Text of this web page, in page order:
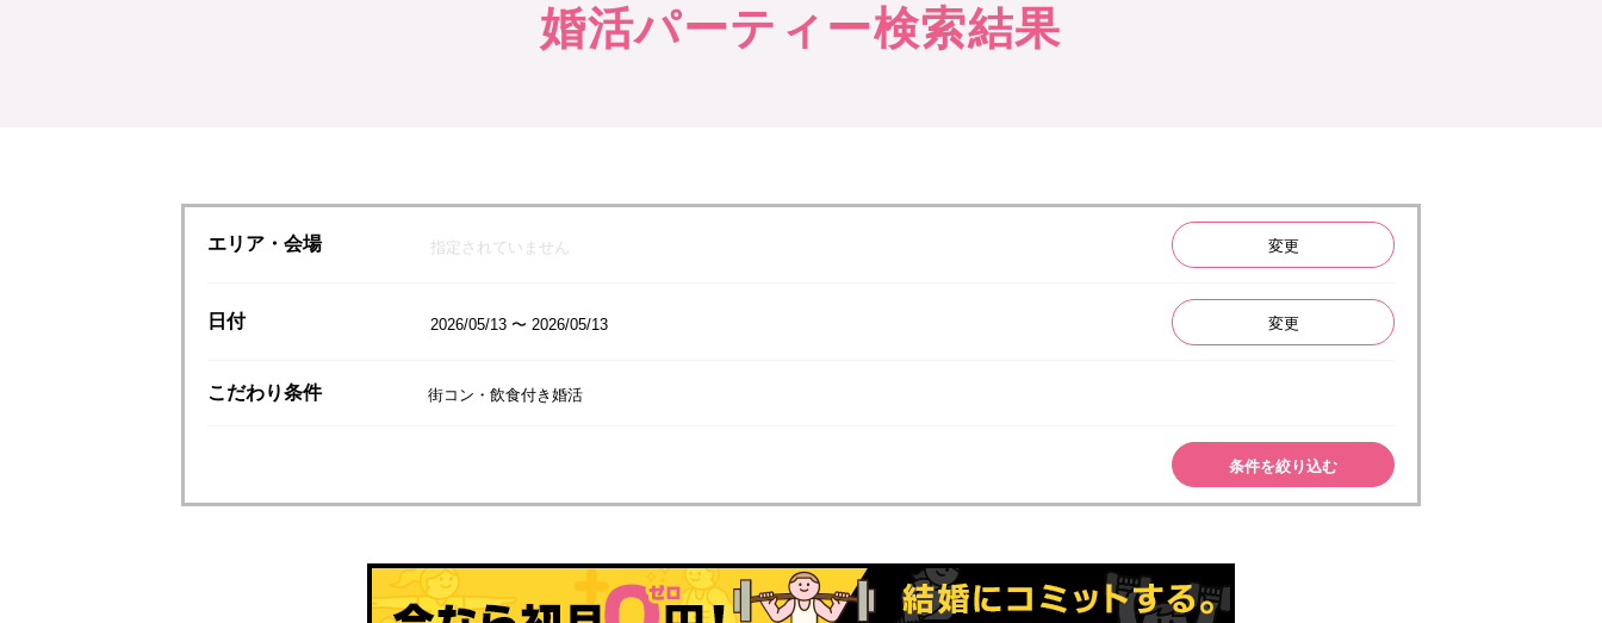
婚活パーティー検索結果
エリア・会場 指定されていません 変更
日付 2026/05/13 〜 2026/05/13 変更
こだわり条件 街コン・飲食付き婚活
条件を絞り込む